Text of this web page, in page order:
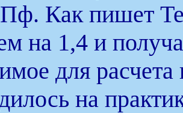
Как пишет
на 1,4 и
для
на